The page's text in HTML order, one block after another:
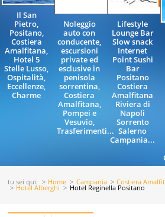
Il San
Pietro,
Positano,
Costiera
Amalfitana,
Hotel 5
Stelle Lusso,
Ospitalità,
Eccellenze,
Charme
Noleggio
auto con
conducente,
escursioni
private ed
esclusive in
penisola
sorrentina,
Costiera
Amalfitana,
Pompei e
Vesuvio,
Trasferimenti...
Lifestyle
Lounge Bar
Slow snack
Internet
Point Sushi
Bar
Positano
Costiera
Amalfitana
Riviera di
Napoli
Sorrento
Salerno
Campania...
tu sei qui: Home Campania Costiera
Hotel Alberghi Hotel Reginella Positano